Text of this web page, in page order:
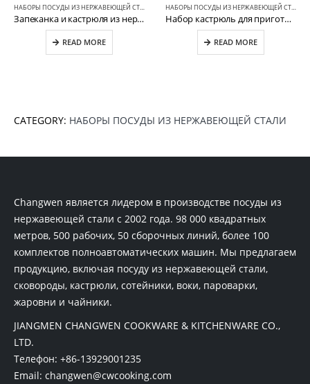
НАБОРЫ ПОСУДЫ ИЗ НЕРЖАВЕЮЩЕЙ СТАЛИ
Запеканка и кастрюля из нержавеющей стали CW-E072
READ MORE
НАБОРЫ ПОСУДЫ ИЗ НЕРЖАВЕЮЩЕЙ СТАЛИ
Набор кастрюль для приготовления пищи из нержавеющей стали CW-C011-4
READ MORE
CATEGORY: НАБОРЫ ПОСУДЫ ИЗ НЕРЖАВЕЮЩЕЙ СТАЛИ
Changwen является лидером в производстве посуды из
нержавеющей стали с 2002 года. 98 000 квадратных
метров, 500 рабочих, 50 сборочных линий, более 100
комплектов полноавтоматических машин. Мы предлагаем
продукцию, включая посуду из нержавеющей стали,
сковороды, кастрюли, сотейники, воки, пароварки,
жаровни и чайники.
JIANGMEN CHANGWEN COOKWARE & KITCHENWARE CO.,
LTD.
Телефон: +86-13929001235
Email: changwen@cwcooking.com